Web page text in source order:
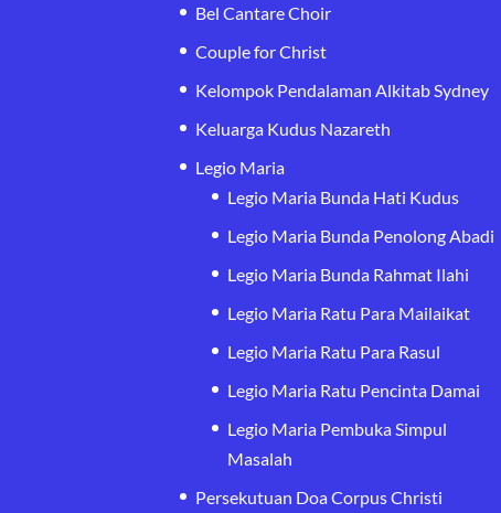
Bel Cantare Choir
Couple for Christ
Kelompok Pendalaman Alkitab Sydney
Keluarga Kudus Nazareth
Legio Maria
Legio Maria Bunda Hati Kudus
Legio Maria Bunda Penolong Abadi
Legio Maria Bunda Rahmat Ilahi
Legio Maria Ratu Para Mailaikat
Legio Maria Ratu Para Rasul
Legio Maria Ratu Pencinta Damai
Legio Maria Pembuka Simpul
Masalah
Persekutuan Doa Corpus Christi